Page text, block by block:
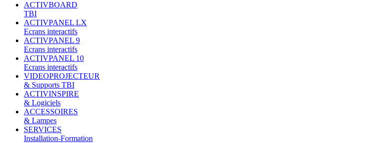
ACTIVBOARD
TBI
ACTIVPANEL LX
Ecrans interactifs
ACTIVPANEL 9
Ecrans interactifs
ACTIVPANEL 10
Ecrans interactifs
VIDEOPROJECTEUR
& Supports TBI
ACTIVINSPIRE
& Logiciels
ACCESSOIRES
& Lampes
SERVICES
Installation-Formation